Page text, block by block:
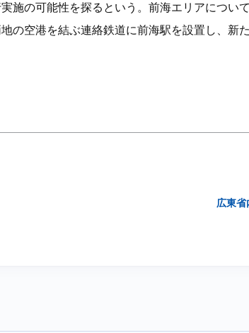
施の可能性を探るという。前海エリアについ
の空港を結ぶ連絡鉄道に前海駅を設置し、新
広東